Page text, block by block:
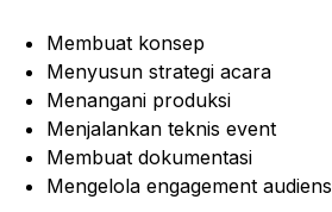
Membuat konsep
Menyusun strategi acara
Menangani produksi
Menjalankan teknis event
Membuat dokumentasi
Mengelola engagement audiens